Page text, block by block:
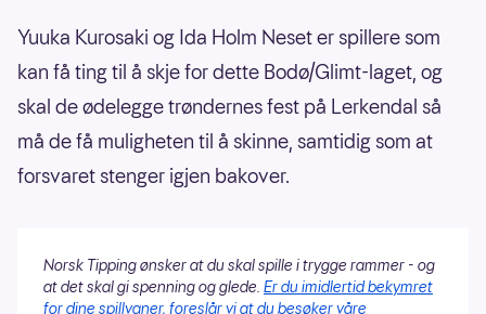
Yuuka Kurosaki og Ida Holm Neset er spillere som
kan få ting til å skje for dette Bodø/Glimt-laget, og
skal de ødelegge trøndernes fest på Lerkendal så
må de få muligheten til å skinne, samtidig som at
forsvaret stenger igjen bakover.
Norsk Tipping ønsker at du skal spille i trygge rammer - og
at det skal gi spenning og glede. Er du imidlertid bekymret
for dine spillvaner, foreslår vi at du besøker våre